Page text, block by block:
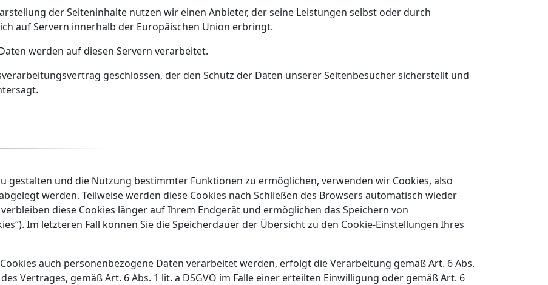
der Seiteninhalte nutzen wir einen Anbieter, der seine Leistungen selbst oder durch
auf Servern innerhalb der Europäischen Union erbringt.
werden auf diesen Servern verarbeitet.
geschlossen, der den Schutz der Daten unserer Seitenbesucher sicherstellt und
gestalten und die Nutzung bestimmter Funktionen zu ermöglichen, verwenden wir Cookies, also
werden. Teilweise werden diese Cookies nach Schließen des Browsers automatisch wieder
verbleiben diese Cookies länger auf Ihrem Endgerät und ermöglichen das Speichern von
Im letzteren Fall können Sie die Speicherdauer der Übersicht zu den Cookie-Einstellungen Ihres
auch personenbezogene Daten verarbeitet werden, erfolgt die Verarbeitung gemäß Art. 6 Abs.
Vertrages, gemäß Art. 6 Abs. 1 lit. a DSGVO im Falle einer erteilten Einwilligung oder gemäß Art. 6